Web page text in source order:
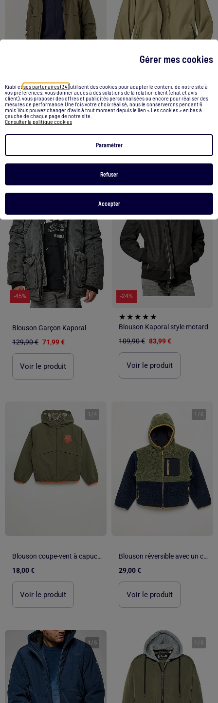
Gérer mes cookies
Kiabi etses partenaires (34)utilisent des cookies pour adapter le contenu de notre site à
vos préférences, vous donner accès à des solutions de la relation client (chat et avis
client), vous proposer des offres et publicités personnalisées ou encore pour réaliser des
mesures de performance.Une fois votre choix réalisé, nous le conserverons pendant 6
mois.Vous pouvez changer d’avis à tout moment depuis le lien « Les cookies » en bas à
gauche de chaque page de notre site.
Consulter la politique cookies
Paramétrer
Refuser
Accepter
Blouson coupe-vent à capuche déperlant
25,00 €
Le Blouson en Twill Exploration - ATLAS FOR MEN
72,90 € 29,99 €
1/3
-45%
Blouson Garçon Kaporal
129,90 € 71,99 €
Voir le produit
1/3
-24%
Blouson Kaporal style motard
109,90 € 83,99 €
Voir le produit
1 /4
Blouson coupe-vent à capuche
18,00 €
Voir le produit
1 / 6
Blouson réversible avec un côté effet moutonné
29,00 €
Voir le produit
1 / 5 1 / 5